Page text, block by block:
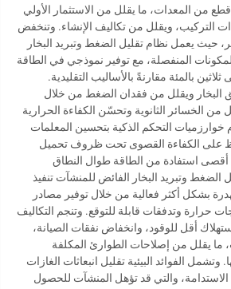
من المعدات، ما يقلل من الاستثمار الأولي
التركيب، ويقلل من تكاليف الإنشاء. وتنخفض
حيث يعمل نظام تقليل الضغط وتبريد البخار
المنفصلة، مع توفير نموذجي في الطاقة
بالمئة مقارنةً بالأساليب التقليدية.
البخار ويقلل من فقدان الضغط من خلال
الخسائر الثانوية وتحسّن الكفاءة الحرارية
خوارزميات التحكم الذكية بتحسين المعلمات
على الكفاءة القصوى تحت ظروف تحميل
استفادة من الطاقة طوال النطاق
الضغط وتبريد البخار الفائض للمنشآت تنفيذ
بشكل أكثر فعالية من خلال توفير مصادر
حرارة وتدفقات قابلة للتوقع. وتنجم التكاليف
أقل للوقود، وانخفاض نفقات الصيانة،
ما يقلل من إصلاحات الطوارئ المكلفة
الفوائد البيئية تقليل انبعاثات الغازات
والتي قد تؤهل المنشآت للحصول